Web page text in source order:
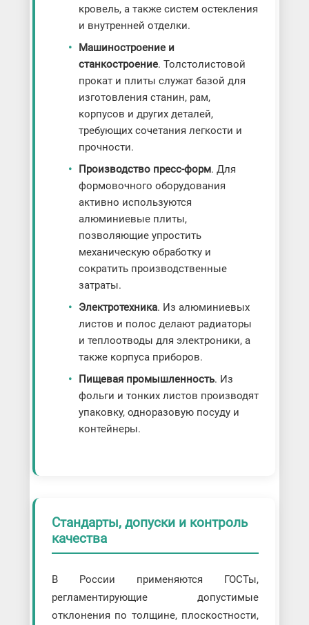
кровель, а также систем остекления
и внутренней отделки.
Машиностроение и
станкостроение. Толстолистовой
прокат и плиты служат базой для
изготовления станин, рам,
корпусов и других деталей,
требующих сочетания легкости и
прочности.
Производство пресс-форм. Для
формовочного оборудования
активно используются
алюминиевые плиты,
позволяющие упростить
механическую обработку и
сократить производственные
затраты.
Электротехника. Из алюминиевых
листов и полос делают радиаторы
и теплоотводы для электроники, а
также корпуса приборов.
Пищевая промышленность. Из
фольги и тонких листов производят
упаковку, одноразовую посуду и
контейнеры.
Стандарты, допуски и контроль
качества
В России применяются ГОСТы,
регламентирующие допустимые
отклонения по толщине, плоскостности,